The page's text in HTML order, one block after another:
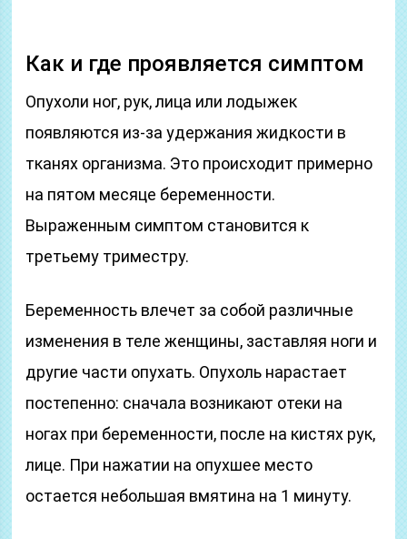
Как и где проявляется симптом
Опухоли ног, рук, лица или лодыжек
появляются из-за удержания жидкости в
тканях организма. Это происходит примерно
на пятом месяце беременности.
Выраженным симптом становится к
третьему триместру.
Беременность влечет за собой различные
изменения в теле женщины, заставляя ноги и
другие части опухать. Опухоль нарастает
постепенно: сначала возникают отеки на
ногах при беременности, после на кистях рук,
лице. При нажатии на опухшее место
остается небольшая вмятина на 1 минуту.